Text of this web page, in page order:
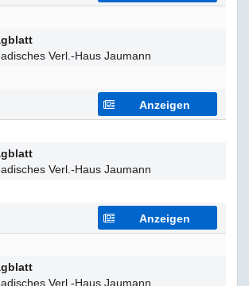
Verl.-Haus Jaumann
Anzeigen
Verl.-Haus Jaumann
Anzeigen
Verl.-Haus Jaumann